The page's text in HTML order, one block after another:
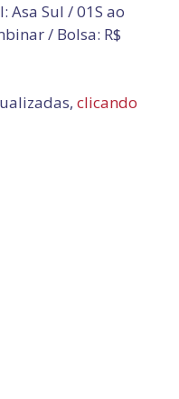
Asa Sul / 01S ao
/ Bolsa: R$
clicando